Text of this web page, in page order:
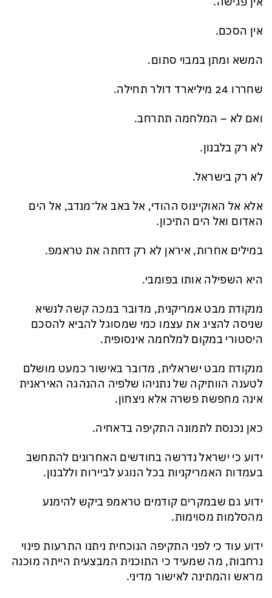
אין הסכם.
המשא ומתן במבוי סתום.
שחררו 24 מיליארד דולר תחילה.
ואם לא – המלחמה תתרחב.
לא רק בלבנון.
לא רק בישראל.
אלא אל האוקיינוס ההודי, אל באב אל־מנדב, אל הים
האדום ואל הים התיכון.
במילים אחרות, איראן לא רק דחתה את טראמפ.
היא השפילה אותו בפומבי.
מנקודת מבט אמריקנית, מדובר במכה קשה לנשיא
שניסה להציג את עצמו כמי שמסוגל להביא להסכם
היסטורי במקום למלחמה אינסופית.
מנקודת מבט ישראלית, מדובר באישור כמעט מושלם
לטענה הוותיקה של נתניהו שלפיה ההנהגה האיראנית
אינה מחפשת פשרה אלא ניצחון.
כאן נכנסת לתמונה התקיפה בדאחיה.
ידוע כי ישראל נדרשה בחודשים האחרונים להתחשב
בעמדות האמריקניות בכל הנוגע לביירות וללבנון.
ידוע גם שבמקרים קודמים טראמפ ביקש להימנע
מהסלמות מסוימות.
ידוע עוד כי לפני התקיפה הנוכחית ניתנו התרעות פינוי
נרחבות, מה שמעיד כי התוכנית המבצעית הייתה מוכנה
מראש והמתינה לאישור מדיני.